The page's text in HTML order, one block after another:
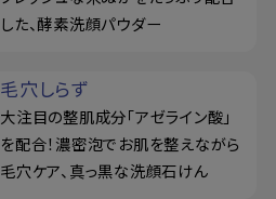
した、酵素洗顔パウダー
毛穴しらず
大注目の整肌成分「アゼライン酸」
を配合！濃密泡でお肌を整えながら
毛穴ケア、真っ黒な洗顔石けん